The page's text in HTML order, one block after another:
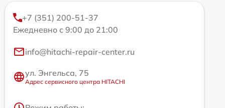
+7 (351) 200-51-37
Ежедневно с 9:00 до 21:00
info@hitachi-repair-center.ru
ул. Энгельса, 75
Адрес сервисного центра HITACHI